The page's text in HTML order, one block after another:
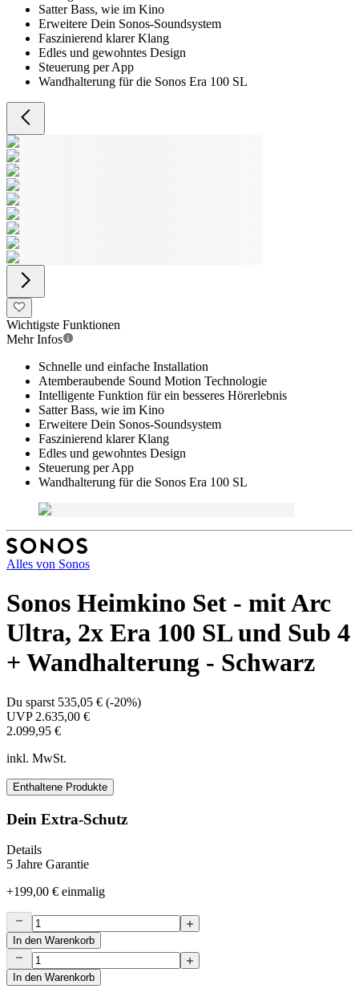
Satter Bass, wie im Kino
Erweitere Dein Sonos-Soundsystem
Faszinierend klarer Klang
Edles und gewohntes Design
Steuerung per App
Wandhalterung für die Sonos Era 100 SL
Wichtigste Funktionen
Mehr Infos
Schnelle und einfache Installation
Atemberaubende Sound Motion Technologie
Intelligente Funktion für ein besseres Hörerlebnis
Satter Bass, wie im Kino
Erweitere Dein Sonos-Soundsystem
Faszinierend klarer Klang
Edles und gewohntes Design
Steuerung per App
Wandhalterung für die Sonos Era 100 SL
Alles von Sonos
Sonos Heimkino Set - mit Arc
Ultra, 2x Era 100 SL und Sub 4
+ Wandhalterung - Schwarz
Du sparst 535,05 € (-20%)
UVP 2.635,00 €
2.099,95 €
inkl. MwSt.
Enthaltene Produkte
Dein Extra-Schutz
Details
5 Jahre Garantie
+199,00 € einmalig
In den Warenkorb
In den Warenkorb